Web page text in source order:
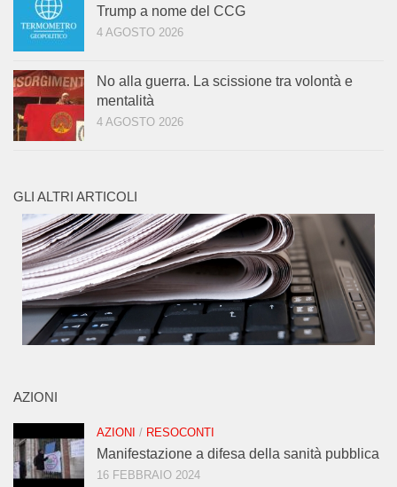
Trump a nome del CCG
4 AGOSTO 2026
No alla guerra. La scissione tra volontà e
mentalità
4 AGOSTO 2026
GLI ALTRI ARTICOLI
AZIONI
AZIONI / RESOCONTI
Manifestazione a difesa della sanità pubblica
16 FEBBRAIO 2024